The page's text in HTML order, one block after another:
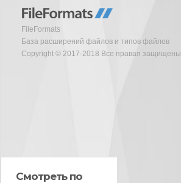
FileFormats
База расширений файлов и типов файлов
Copyright © 2017-2018 Все правая защищены
Смотреть по